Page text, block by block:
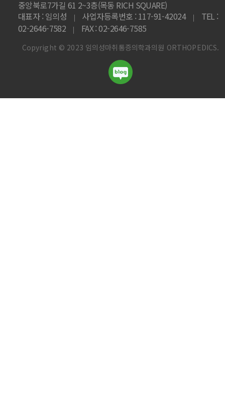
중앙북로7가길 61 2~3층(목동 RICH SQUARE)
대표자 : 임의성
| 사업자등록번호 : 117-91-42024 |
TEL :
02-2646-7582
| FAX : 02-2646-7585
Copyright © 2023 임의성마취통증의학과의원 ORTHOPEDICS.